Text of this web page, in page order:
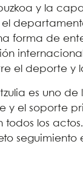
y la
forma de
el deporte y
es uno de
y el soporte
los
seguimiento